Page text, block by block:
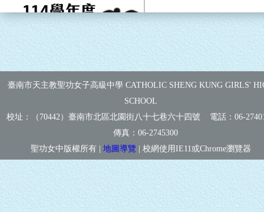
臺南市天主教聖功女子高級中學 CATHOLIC SHENG KUNG GIRLS'
SCHOOL
校址：（70442）臺南市北區北園街八十七巷六十四號 電話：06-
傳真： 06-2745300
聖功女中版權所有 | 地圖導覽 | 校網使用IE11或Chrome瀏覽器